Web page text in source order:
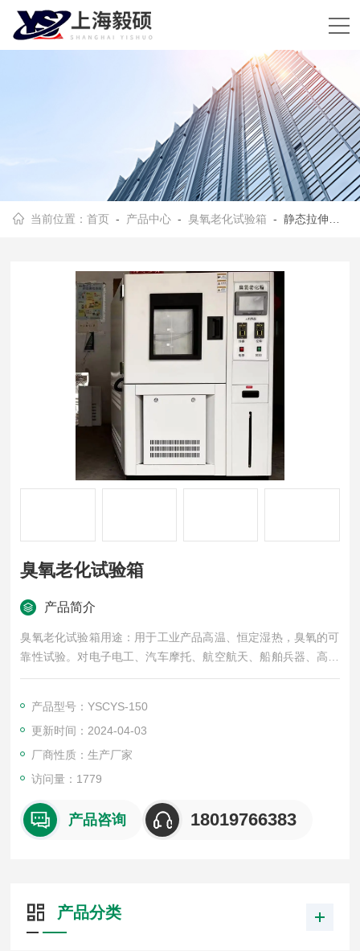
当前位置：首页 - 产品中心 -臭氧老化试验箱 - 静态拉伸臭氧老化试验箱
臭氧老化试验箱
产品简介
臭氧老化试验箱用途：用于工业产品高温、恒定湿热，臭氧的可
靠性试验。对电子电工、汽车摩托、航空航天、船舶兵器、高等
院校、科研单位等相关产品的零部件及材料在高、低温循环、恒
产品型号：YSCYS-150
更新时间：2024-04-03
厂商性质：生产厂家
访问量：1779
产品咨询 18019766383
产品分类